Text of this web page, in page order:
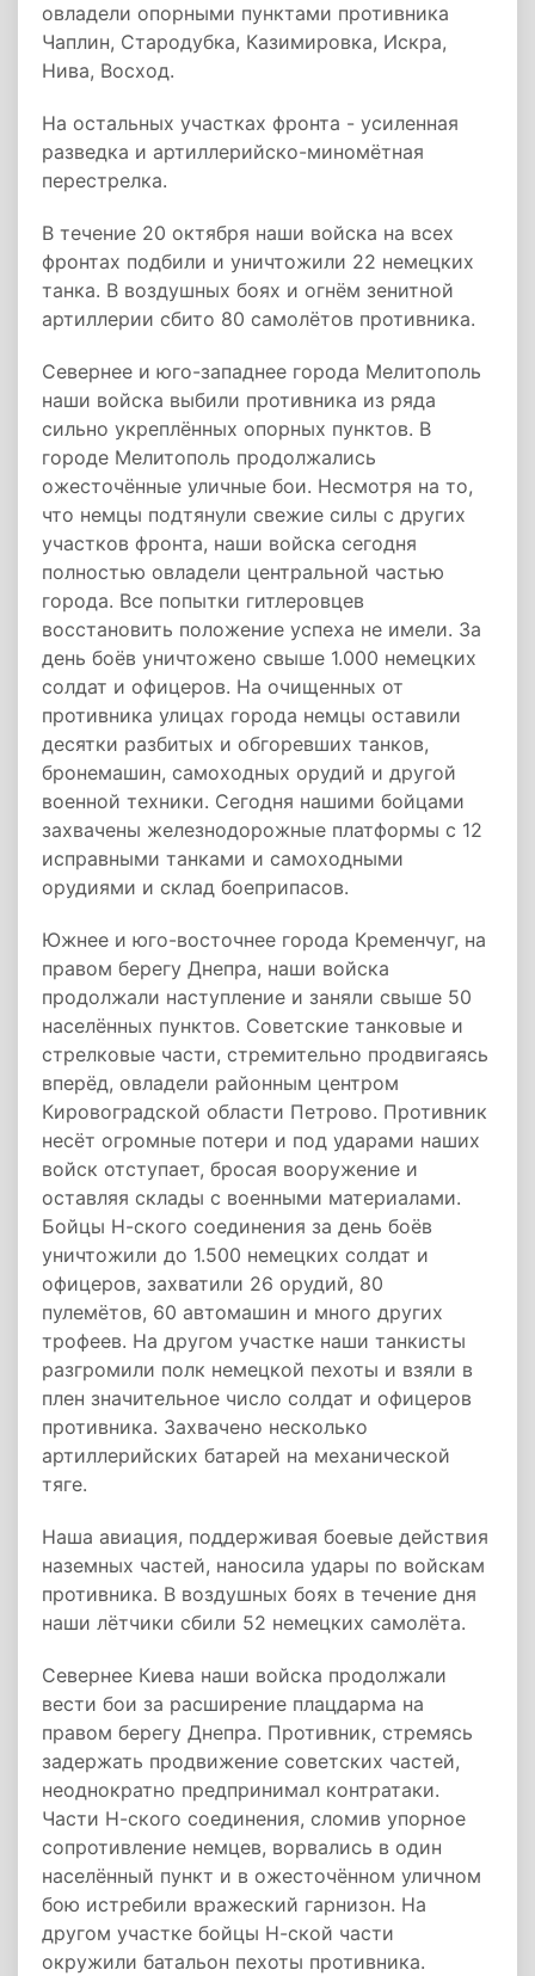
овладели опорными пунктами противника
Чаплин, Стародубка, Казимировка, Искра,
Нива, Восход.
На остальных участках фронта - усиленная
разведка и артиллерийско-миномётная
перестрелка.
В течение 20 октября наши войска на всех
фронтах подбили и уничтожили 22 немецких
танка. В воздушных боях и огнём зенитной
артиллерии сбито 80 самолётов противника.
Севернее и юго-западнее города Мелитополь
наши войска выбили противника из ряда
сильно укреплённых опорных пунктов. В
городе Мелитополь продолжались
ожесточённые уличные бои. Несмотря на то,
что немцы подтянули свежие силы с других
участков фронта, наши войска сегодня
полностью овладели центральной частью
города. Все попытки гитлеровцев
восстановить положение успеха не имели. За
день боёв уничтожено свыше 1.000 немецких
солдат и офицеров. На очищенных от
противника улицах города немцы оставили
десятки разбитых и обгоревших танков,
бронемашин, самоходных орудий и другой
военной техники. Сегодня нашими бойцами
захвачены железнодорожные платформы с 12
исправными танками и самоходными
орудиями и склад боеприпасов.
Южнее и юго-восточнее города Кременчуг, на
правом берегу Днепра, наши войска
продолжали наступление и заняли свыше 50
населённых пунктов. Советские танковые и
стрелковые части, стремительно продвигаясь
вперёд, овладели районным центром
Кировоградской области Петрово. Противник
несёт огромные потери и под ударами наших
войск отступает, бросая вооружение и
оставляя склады с военными материалами.
Бойцы Н-ского соединения за день боёв
уничтожили до 1.500 немецких солдат и
офицеров, захватили 26 орудий, 80
пулемётов, 60 автомашин и много других
трофеев. На другом участке наши танкисты
разгромили полк немецкой пехоты и взяли в
плен значительное число солдат и офицеров
противника. Захвачено несколько
артиллерийских батарей на механической
тяге.
Наша авиация, поддерживая боевые действия
наземных частей, наносила удары по войскам
противника. В воздушных боях в течение дня
наши лётчики сбили 52 немецких самолёта.
Севернее Киева наши войска продолжали
вести бои за расширение плацдарма на
правом берегу Днепра. Противник, стремясь
задержать продвижение советских частей,
неоднократно предпринимал контратаки.
Части Н-ского соединения, сломив упорное
сопротивление немцев, ворвались в один
населённый пункт и в ожесточённом уличном
бою истребили вражеский гарнизон. На
другом участке бойцы Н-ской части
окружили батальон пехоты противника.